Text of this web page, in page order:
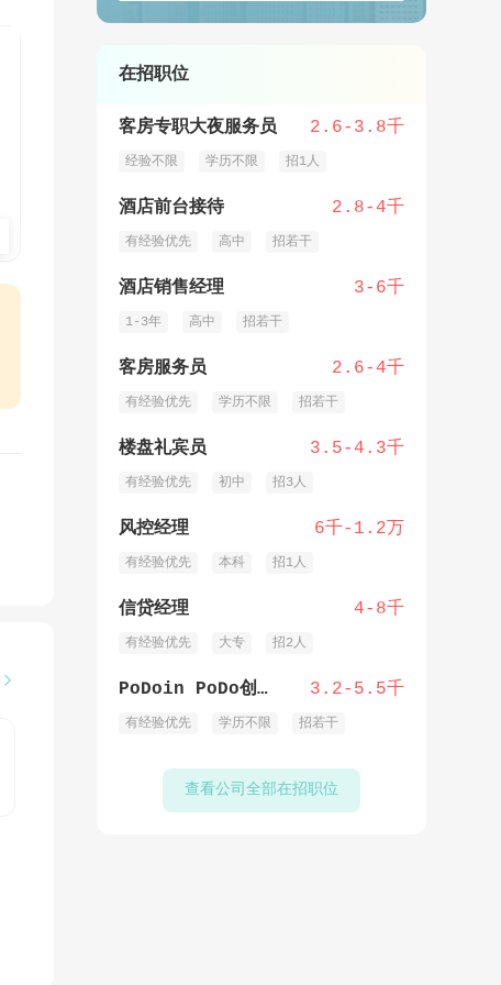

在招职位
客房专职大夜服务员 2.6-3.8千
经验不限 学历不限 招1人
酒店前台接待 2.8-4千
有经验优先 高中 招若干
酒店销售经理 3-6千
1-3年 高中 招若干
客房服务员 2.6-4千
有经验优先 学历不限 招若干
楼盘礼宾员 3.5-4.3千
有经验优先 初中 招3人
风控经理 6千-1.2万
有经验优先 本科 招1人
信贷经理 4-8千
有经验优先 大专 招2人
PoDoin PoDo创意料理前厅/后厨员工 3.2-5.5千
有经验优先 学历不限 招若干
查看公司全部在招职位